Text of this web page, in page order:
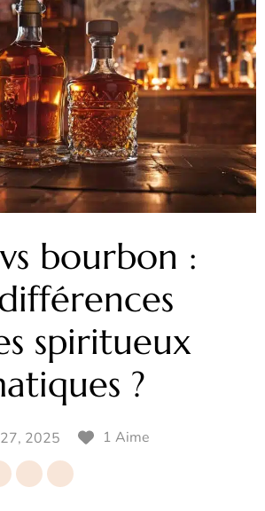
bourbon :
spiritueux
?
2025
1 Aime